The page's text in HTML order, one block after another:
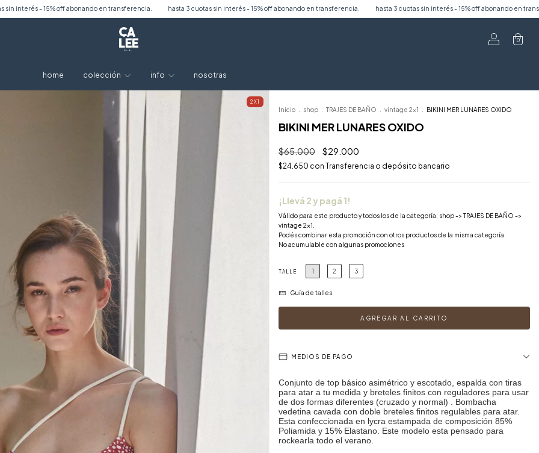
en transferencia. hasta 3 cuotas sin interés - 15% off abonando en transferencia. hasta 3 cuotas sin interés - 15% off abonando en transferencia. hasta 3
0
home colección info nosotras
2X1
Inicio shop TRAJES DE BAÑO vintage 2x1 BIKINI MER LUNARES OXIDO
BIKINI MER LUNARES OXIDO
$65.000 $29.000
$24.650 con Transferencia o depósito bancario
¡Llevá 2 y pagá 1!
Válido para este producto y todos los de la categoría: shop -> TRAJES DE BAÑO ->
vintage 2x1.
Podés combinar esta promoción con otros productos de la misma categoría.
No acumulable con algunas promociones
TALLE 1 2 3
Guía de talles
MEDIOS DE PAGO
Conjunto de top básico asimétrico y escotado, espalda con tiras
para atar a tu medida y breteles finitos con reguladores para usar
de dos formas diferentes (cruzado y normal) . Bombacha
vedetina cavada con doble breteles finitos regulables para atar.
Esta confeccionada en lycra estampada de composición 85%
Poliamida y 15% Elastano. Este modelo esta pensado para
rockearla todo el verano.